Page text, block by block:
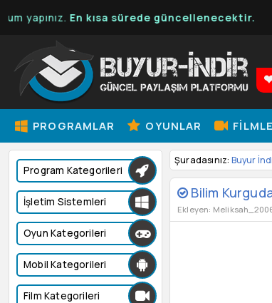
En kısa sürede güncellenecektir.
PROGRAMLAR OYUNLAR
Program Kategorileri
İşletim Sistemleri
Oyun Kategorileri
Mobil Kategorileri
Film Kategorileri
Şuradasınız: Buyur
Bilim
Ekleyen: